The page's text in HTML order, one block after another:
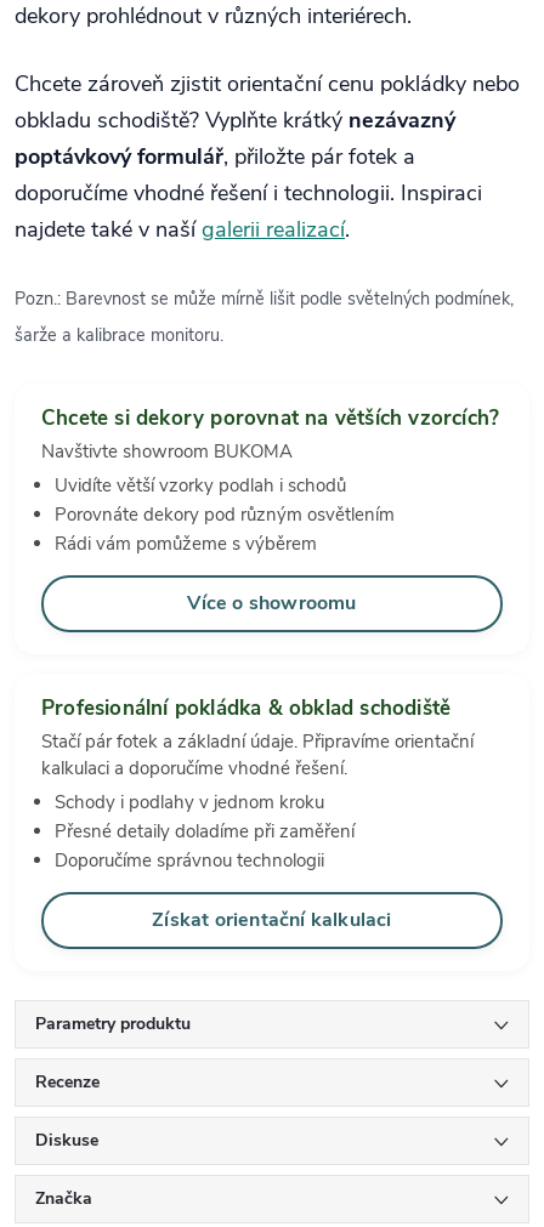
dekory prohlédnout v různých interiérech.
Chcete zároveň zjistit orientační cenu pokládky nebo
obkladu schodiště? Vyplňte krátký nezávazný
poptávkový formulář, přiložte pár fotek a
doporučíme vhodné řešení i technologii. Inspiraci
najdete také v našígalerii realizací.
Pozn.: Barevnost se může mírně lišit podle světelných podmínek,
šarže a kalibrace monitoru.
Chcete si dekory porovnat na větších vzorcích?
Navštivte showroom BUKOMA
Uvidíte větší vzorky podlah i schodů
Porovnáte dekory pod různým osvětlením
Rádi vám pomůžeme s výběrem
Více o showroomu
Profesionální pokládka & obklad schodiště
Stačí pár fotek a základní údaje. Připravíme orientační
kalkulaci a doporučíme vhodné řešení.
Schody i podlahy v jednom kroku
Přesné detaily doladíme při zaměření
Doporučíme správnou technologii
Získat orientační kalkulaci
Parametry produktu
Recenze
Diskuse
Značka